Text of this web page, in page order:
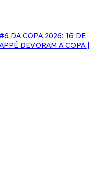
DA COPA 2026: 16 DE
DEVORAM A COPA |